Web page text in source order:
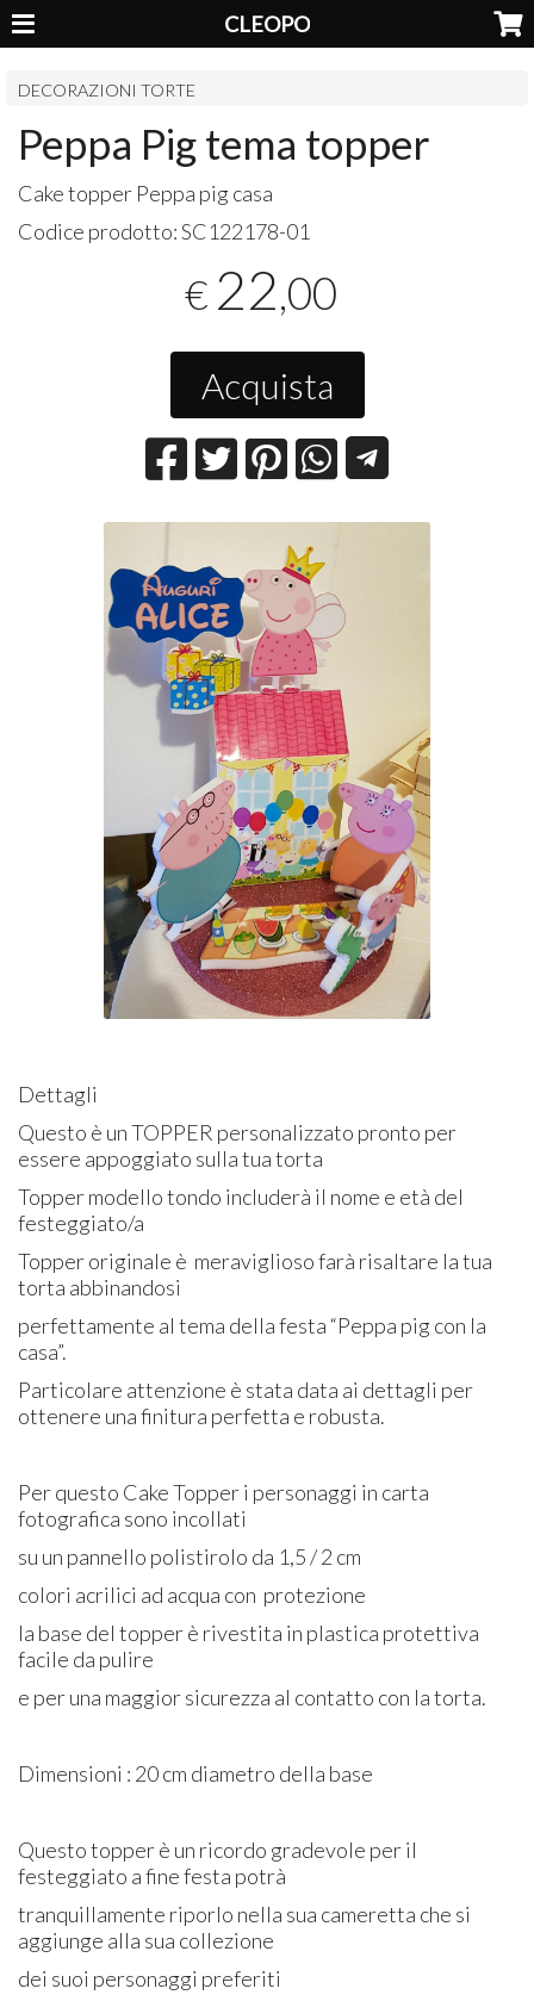
CLEOPO
DECORAZIONI TORTE
Peppa Pig tema topper
Cake topper Peppa pig casa
Codice prodotto:SC122178-01
€ 22,00
Acquista
Dettagli
Questo è un TOPPER personalizzato pronto per
essere appoggiato sulla tua torta
Topper modello tondo includerà il nome e età del
festeggiato/a
Topper originale è meraviglioso farà risaltare la tua
torta abbinandosi
perfettamente al tema della festa “Peppa pig con la
casa”.
Particolare attenzione è stata data ai dettagli per
ottenere una finitura perfetta e robusta.
Per questo Cake Topper i personaggi in carta
fotografica sono incollati
su un pannello polistirolo da 1,5 / 2 cm
colori acrilici ad acqua con protezione
la base del topper è rivestita in plastica protettiva
facile da pulire
e per una maggior sicurezza al contatto con la torta.
Dimensioni : 20 cm diametro della base
Questo topper è un ricordo gradevole per il
festeggiato a fine festa potrà
tranquillamente riporlo nella sua cameretta che si
aggiunge alla sua collezione
dei suoi personaggi preferiti